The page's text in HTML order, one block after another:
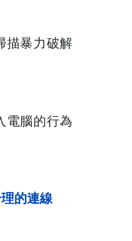
描暴力破解
電腦的行為
的連線